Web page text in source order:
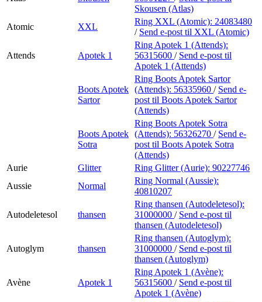
Skousen (Atlas)
Atomic
XXL
Ring XXL (Atomic): 24083480
/ Send e-post til XXL (Atomic)
Attends Apotek 1
Ring Apotek 1 (Attends):
56315600 / Send e-post til
Apotek 1 (Attends)
Boots Apotek
Sartor
Ring Boots Apotek Sartor
(Attends): 56335960 / Send e-
post til Boots Apotek Sartor
(Attends)
Boots Apotek
Sotra
Ring Boots Apotek Sotra
(Attends): 56326270 / Send e-
post til Boots Apotek Sotra
(Attends)
Aurie
Glitter Ring Glitter (Aurie): 90227746
Aussie
Normal
Ring Normal (Aussie):
40810207
Autodeletesol thansen
Ring thansen (Autodeletesol):
31000000 / Send e-post til
thansen (Autodeletesol)
Autoglym thansen
Ring thansen (Autoglym):
31000000 / Send e-post til
thansen (Autoglym)
Avène Apotek 1
Ring Apotek 1 (Avène):
56315600 / Send e-post til
Apotek 1 (Avène)